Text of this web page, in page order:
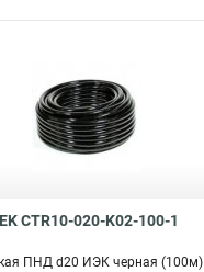
CTR10-020-K02-100-1
ПНД d20 ИЭК черная (100м)